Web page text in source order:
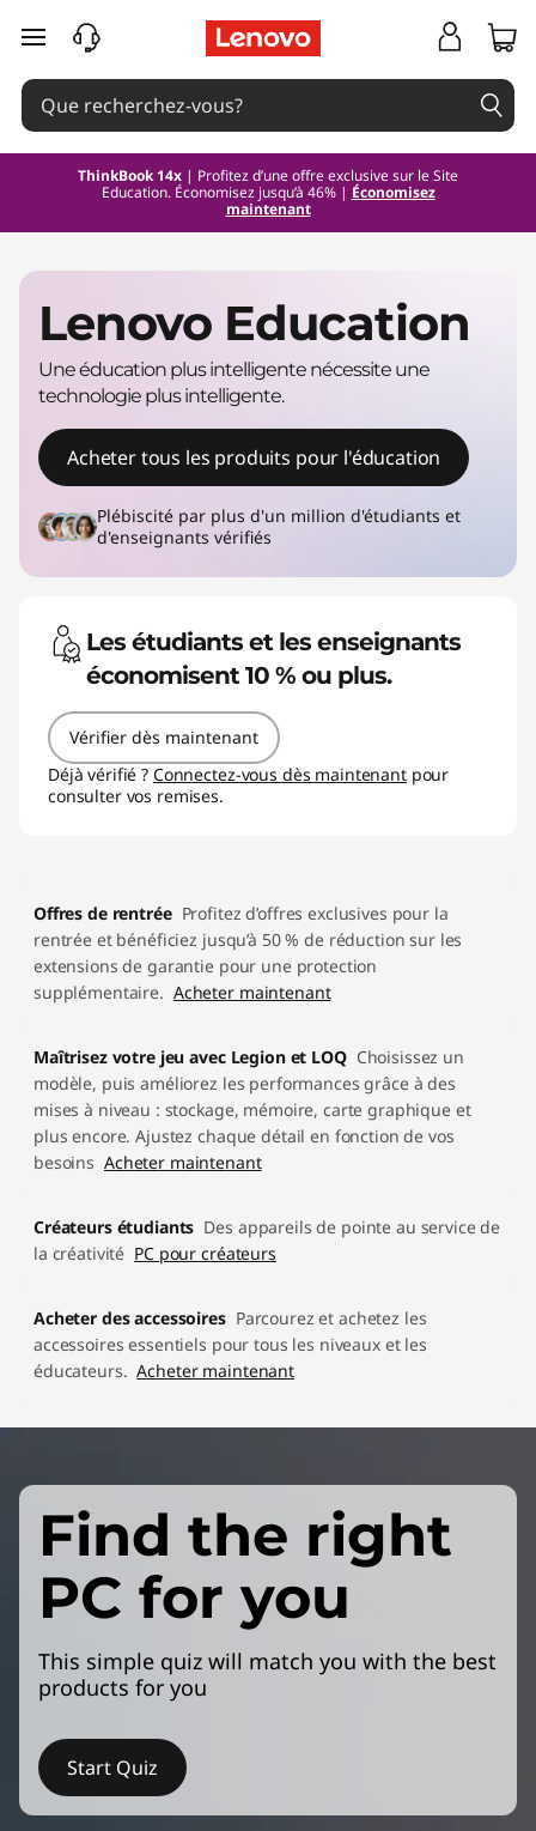
passer au contenu principal
ThinkBook 14x | Profitez d’une offre exclusive sur le Site
Education. Économisez jusqu’à 46% | Économisez
maintenant
Lenovo Education
Une éducation plus intelligente nécessite une
technologie plus intelligente.
Acheter tous les produits pour l'éducation
Plébiscité par plus d'un million d'étudiants et
d'enseignants vérifiés
Les étudiants et les enseignants
économisent 10 % ou plus.
Vérifier dès maintenant
Déjà vérifié ? Connectez-vous dès maintenantpour
consulter vos remises.
Offres de rentrée Profitez d’offres exclusives pour la
rentrée et bénéficiez jusqu’à 50 % de réduction sur les
extensions de garantie pour une protection
supplémentaire. Acheter maintenant
Maîtrisez votre jeu avec Legion et LOQ Choisissez un
modèle, puis améliorez les performances grâce à des
mises à niveau : stockage, mémoire, carte graphique et
plus encore. Ajustez chaque détail en fonction de vos
besoins Acheter maintenant
Créateurs étudiants Des appareils de pointe au service de
la créativité PC pour créateurs
Acheter des accessoires Parcourez et achetez les
accessoires essentiels pour tous les niveaux et les
éducateurs. Acheter maintenant
Find the right
PC for you
This simple quiz will match you with the best
products for you
Start Quiz